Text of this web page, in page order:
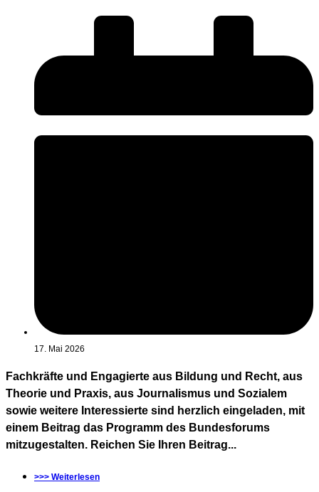
17. Mai 2026
Fachkräfte und Engagierte aus Bildung und Recht, aus
Theorie und Praxis, aus Journalismus und Sozialem
sowie weitere Interessierte sind herzlich eingeladen, mit
einem Beitrag das Programm des Bundesforums
mitzugestalten. Reichen Sie Ihren Beitrag...
>>> Weiterlesen